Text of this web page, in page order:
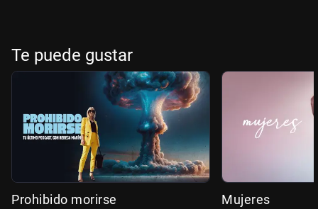
Te puede gustar
Prohibido morirse Mujeres